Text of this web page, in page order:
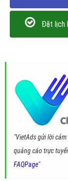
Đặt lịch
"VietAds gửi lời
quảng cáo trực
FAQPage"